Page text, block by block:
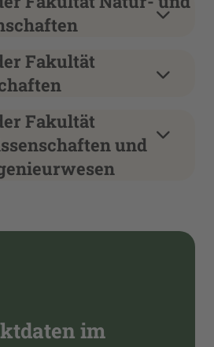
Fakultät
Fakultät
und
im